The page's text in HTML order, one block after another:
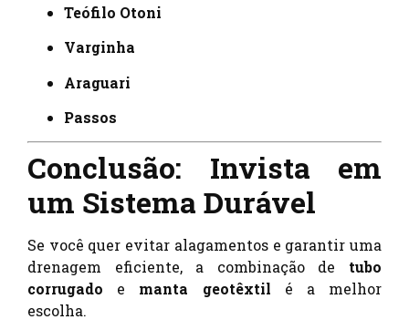
Teófilo Otoni
Varginha
Araguari
Passos
Conclusão: Invista em
um Sistema Durável
Se você quer evitar alagamentos e garantir uma
drenagem eficiente, a combinação de tubo
corrugado e manta geotêxtil é a melhor
escolha.